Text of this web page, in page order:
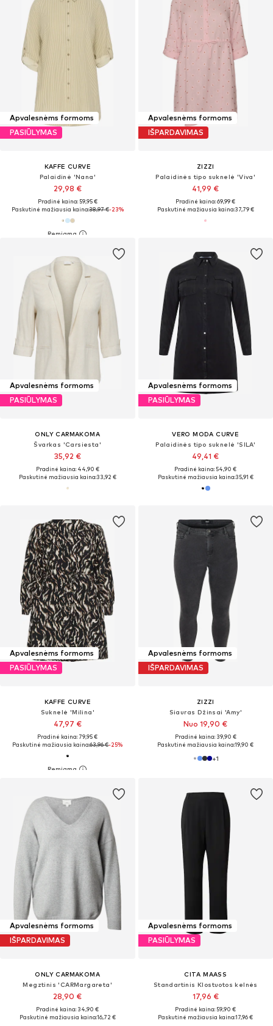
Apvalesnėms formoms
PASIŪLYMAS
KAFFE CURVE
Palaidinė 'Nana'
29,98 €
Pradinė kaina: 59,95 €
Paskutinė mažiausia kaina:38,97 €-23%
Apvalesnėms formoms
IŠPARDAVIMAS
ZIZZI
Palaidinės tipo suknelė 'Viva'
41,99 €
Pradinė kaina: 69,99 €
Paskutinė mažiausia kaina:37,79 €
Apvalesnėms formoms
PASIŪLYMAS
ONLY CARMAKOMA
Švarkas 'Carsiesta'
35,92 €
Pradinė kaina: 44,90 €
Paskutinė mažiausia kaina:33,92 €
Apvalesnėms formoms
PASIŪLYMAS
VERO MODA CURVE
Palaidinės tipo suknelė 'SILA'
49,41 €
Pradinė kaina: 54,90 €
Paskutinė mažiausia kaina:35,91 €
Apvalesnėms formoms
PASIŪLYMAS
KAFFE CURVE
Suknelė 'Milina'
47,97 €
Pradinė kaina: 79,95 €
Paskutinė mažiausia kaina:63,96 €-25%
Apvalesnėms formoms
IŠPARDAVIMAS
ZIZZI
Siauras Džinsai 'Amy'
Nuo 19,90 €
Pradinė kaina: 39,90 €
Paskutinė mažiausia kaina:19,90 €
+1
Apvalesnėms formoms
IŠPARDAVIMAS
ONLY CARMAKOMA
Megztinis 'CARMargareta'
28,90 €
Pradinė kaina: 34,90 €
Paskutinė mažiausia kaina:16,72 €
Apvalesnėms formoms
PASIŪLYMAS
CITA MAASS
Standartinis Klostuotos kelnės
17,96 €
Pradinė kaina: 59,90 €
Paskutinė mažiausia kaina:17,96 €